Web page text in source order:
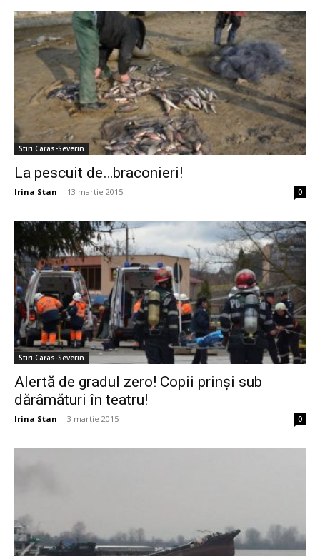
Stiri Caras-Severin
La pescuit de…braconieri!
Irina Stan - 13 martie 2015 0
Stiri Caras-Severin
Alertă de gradul zero! Copii prinşi sub
dărâmături în teatru!
Irina Stan - 3 martie 2015 0